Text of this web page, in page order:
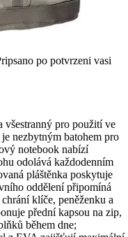
po potvrzeni vasi
všestranný pro použití ve
nezbytným batohem pro
notebook nabízí
odolává každodenním
pláštěnka poskytuje
oddělení připomíná
klíče, peněženku a
přední kapsou na zip,
během dne;